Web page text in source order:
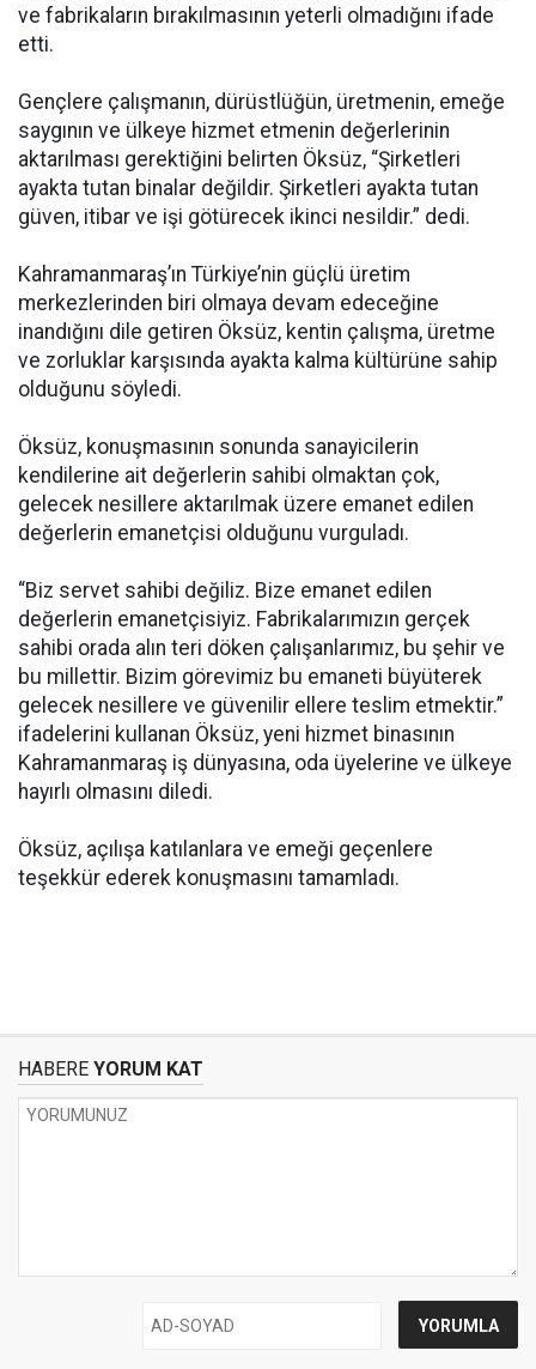
ve fabrikaların bırakılmasının yeterli olmadığını ifade
etti.
Gençlere çalışmanın, dürüstlüğün, üretmenin, emeğe
saygının ve ülkeye hizmet etmenin değerlerinin
aktarılması gerektiğini belirten Öksüz, “Şirketleri
ayakta tutan binalar değildir. Şirketleri ayakta tutan
güven, itibar ve işi götürecek ikinci nesildir.” dedi.
Kahramanmaraş’ın Türkiye’nin güçlü üretim
merkezlerinden biri olmaya devam edeceğine
inandığını dile getiren Öksüz, kentin çalışma, üretme
ve zorluklar karşısında ayakta kalma kültürüne sahip
olduğunu söyledi.
Öksüz, konuşmasının sonunda sanayicilerin
kendilerine ait değerlerin sahibi olmaktan çok,
gelecek nesillere aktarılmak üzere emanet edilen
değerlerin emanetçisi olduğunu vurguladı.
“Biz servet sahibi değiliz. Bize emanet edilen
değerlerin emanetçisiyiz. Fabrikalarımızın gerçek
sahibi orada alın teri döken çalışanlarımız, bu şehir ve
bu millettir. Bizim görevimiz bu emaneti büyüterek
gelecek nesillere ve güvenilir ellere teslim etmektir.”
ifadelerini kullanan Öksüz, yeni hizmet binasının
Kahramanmaraş iş dünyasına, oda üyelerine ve ülkeye
hayırlı olmasını diledi.
Öksüz, açılışa katılanlara ve emeği geçenlere
teşekkür ederek konuşmasını tamamladı.
HABERE YORUM KAT